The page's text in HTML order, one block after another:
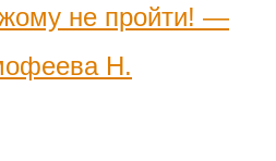
не пройти! —
Н.